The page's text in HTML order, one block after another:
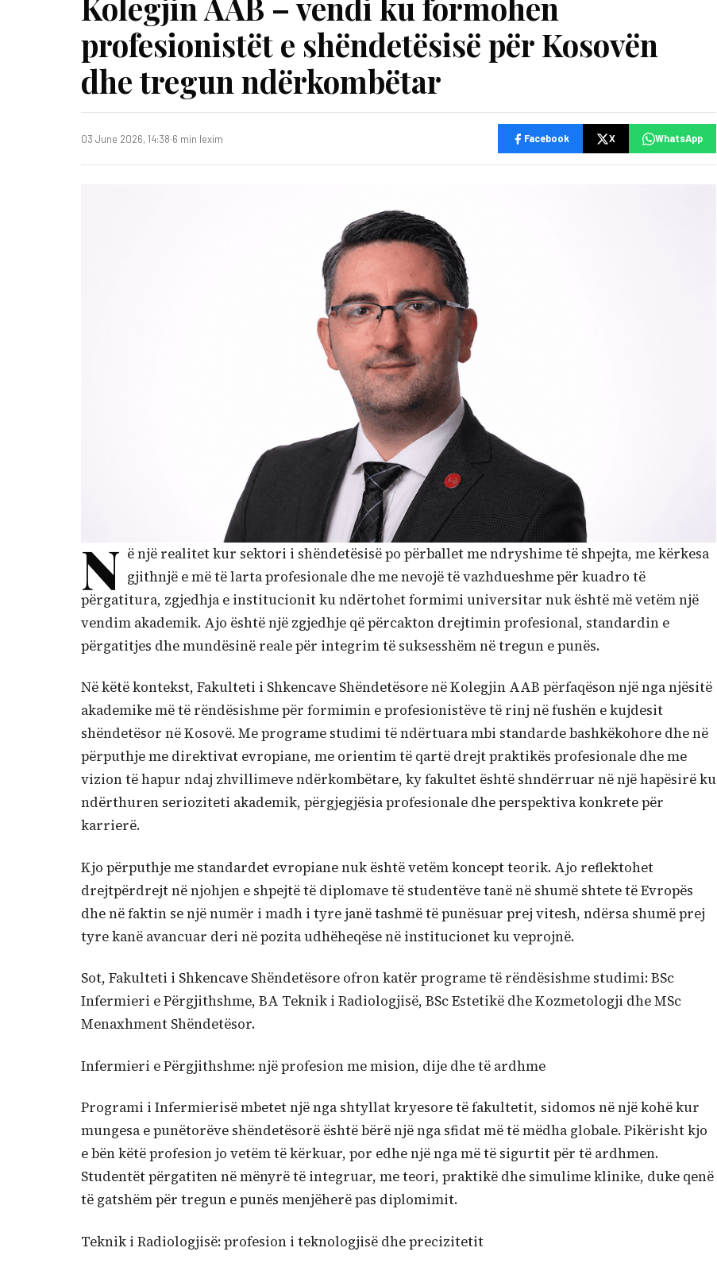
profesionistët e shëndetësisë për Kosovën
dhe tregun ndërkombëtar
03 June 2026, 14:38·6 min lexim Facebook X WhatsApp
N ë një realitet kur sektori i shëndetësisë po përballet me ndryshime të shpejta, me kërkesa
gjithnjë e më të larta profesionale dhe me nevojë të vazhdueshme për kuadro të
përgatitura, zgjedhja e institucionit ku ndërtohet formimi universitar nuk është më vetëm një
vendim akademik. Ajo është një zgjedhje që përcakton drejtimin profesional, standardin e
përgatitjes dhe mundësinë reale për integrim të suksesshëm në tregun e punës.
Në këtë kontekst, Fakulteti i Shkencave Shëndetësore në Kolegjin AAB përfaqëson një nga njësitë
akademike më të rëndësishme për formimin e profesionistëve të rinj në fushën e kujdesit
shëndetësor në Kosovë. Me programe studimi të ndërtuara mbi standarde bashkëkohore dhe në
përputhje me direktivat evropiane, me orientim të qartë drejt praktikës profesionale dhe me
vizion të hapur ndaj zhvillimeve ndërkombëtare, ky fakultet është shndërruar në një hapësirë ku
ndërthuren serioziteti akademik, përgjegjësia profesionale dhe perspektiva konkrete për
karrierë.
Kjo përputhje me standardet evropiane nuk është vetëm koncept teorik. Ajo reflektohet
drejtpërdrejt në njohjen e shpejtë të diplomave të studentëve tanë në shumë shtete të Evropës
dhe në faktin se një numër i madh i tyre janë tashmë të punësuar prej vitesh, ndërsa shumë prej
tyre kanë avancuar deri në pozita udhëheqëse në institucionet ku veprojnë.
Sot, Fakulteti i Shkencave Shëndetësore ofron katër programe të rëndësishme studimi: BSc
Infermieri e Përgjithshme, BA Teknik i Radiologjisë, BSc Estetikë dhe Kozmetologji dhe MSc
Menaxhment Shëndetësor.
Infermieri e Përgjithshme: një profesion me mision, dije dhe të ardhme
Programi i Infermierisë mbetet një nga shtyllat kryesore të fakultetit, sidomos në një kohë kur
mungesa e punëtorëve shëndetësorë është bërë një nga sfidat më të mëdha globale. Pikërisht kjo
e bën këtë profesion jo vetëm të kërkuar, por edhe një nga më të sigurtit për të ardhmen.
Studentët përgatiten në mënyrë të integruar, me teori, praktikë dhe simulime klinike, duke qenë
të gatshëm për tregun e punës menjëherë pas diplomimit.
Teknik i Radiologjisë: profesion i teknologjisë dhe precizitetit